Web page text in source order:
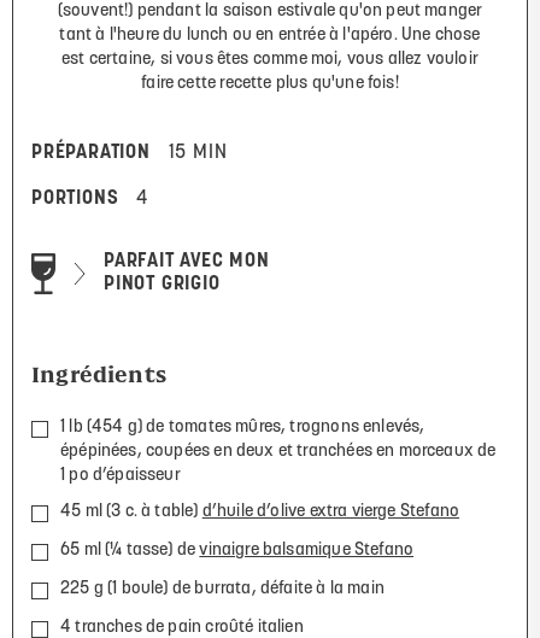
(souvent!) pendant la saison estivale qu'on peut manger
tant à l'heure du lunch ou en entrée à l'apéro. Une chose
est certaine, si vous êtes comme moi, vous allez vouloir
faire cette recette plus qu'une fois!
PRÉPARATION 15 MIN
PORTIONS 4
PARFAIT AVEC MON
PINOT GRIGIO
Ingrédients
1 lb (454 g) de tomates mûres, trognons enlevés,
épépinées, coupées en deux et tranchées en morceaux de
1 po d’épaisseur
45 ml (3 c. à table) d’huile d’olive extra vierge Stefano
65 ml (¼ tasse) devinaigre balsamique Stefano
225 g (1 boule) de burrata, défaite à la main
4 tranches de pain croûté italien